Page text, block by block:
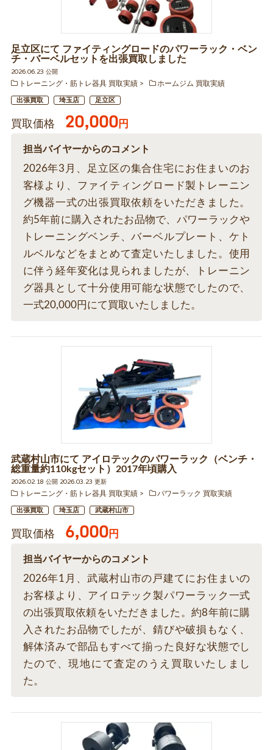
足立区にて ファイティングロードのパワーラック・ベン
チ・バーベルセットを出張買取しました
2026.06.23 公開
トレーニング・筋トレ器具 買取実績
ホームジム 買取実績
出張買取 埼玉店 足立区
買取価格 20,000円
担当バイヤーからのコメント
2026年3月、足立区の集合住宅にお住まいのお
客様より、ファイティングロード製トレーニン
グ機器一式の出張買取依頼をいただきました。
約5年前に購入されたお品物で、パワーラックや
トレーニングベンチ、バーベルプレート、ケト
ルベルなどをまとめて査定いたしました。使用
に伴う経年変化は見られましたが、トレーニン
グ器具として十分使用可能な状態でしたので、
一式20,000円にて買取いたしました。
武蔵村山市にて アイロテックのパワーラック（ベンチ・
総重量約110kgセット）2017年頃購入
2026.02.18 公開 2026.03.23 更新
トレーニング・筋トレ器具 買取実績
パワーラック 買取実績
出張買取 埼玉店 武蔵村山市
買取価格 6,000円
担当バイヤーからのコメント
2026年1月、武蔵村山市の戸建てにお住まいの
お客様より、アイロテック製パワーラック一式
の出張買取依頼をいただきました。約8年前に購
入されたお品物でしたが、錆びや破損もなく、
解体済みで部品もすべて揃った良好な状態でし
たので、現地にて査定のうえ買取いたしまし
た。